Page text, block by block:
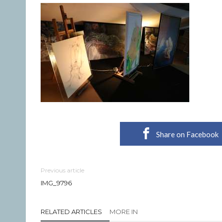
Share on Facebook
Previous article
IMG_9796
RELATED ARTICLES MORE IN